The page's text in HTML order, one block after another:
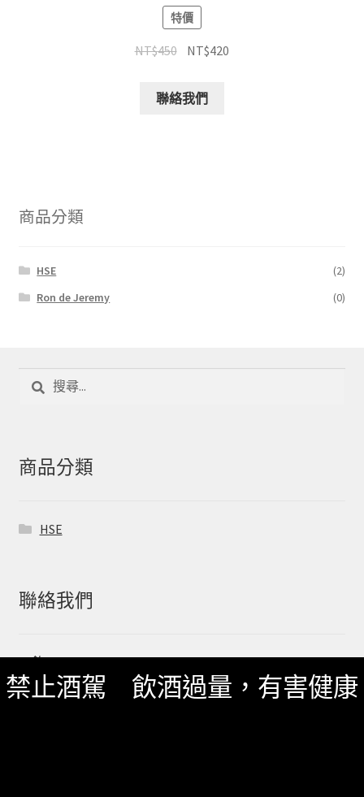
特價
NT$450 NT$420
聯絡我們
商品分類
HSE
(2)
Ron de Jeremy
(0)
字:
商品分類
HSE
聯絡我們
一飲 Facebook
一飲 LINE@
禁止酒駕 飲酒過量，有害健康